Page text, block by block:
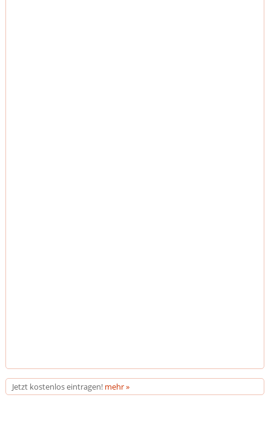
Jetzt kostenlos eintragen! mehr »